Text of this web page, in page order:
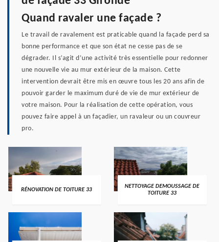
Quand ravaler une façade ?
Le travail de ravalement est praticable quand la façade perd sa
bonne performance et que son état ne cesse pas de se
dégrader. Il s’agit d’une activité très essentielle pour redonner
une nouvelle vie au mur extérieur de la maison. Cette
intervention devrait être mis en œuvre tous les 20 ans afin de
pouvoir garder le maximum duré de vie de mur extérieur de
votre maison. Pour la réalisation de cette opération, vous
pouvez faire appel à un façadier, un ravaleur ou un couvreur
pro.
RÉNOVATION DE TOITURE 33
NETTOYAGE DEMOUSSAGE DE
TOITURE 33